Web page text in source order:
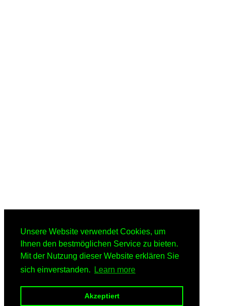
Unsere Website verwendet Cookies, um
Ihnen den bestmöglichen Service zu bieten.
Mit der Nutzung dieser Website erklären Sie
sich einverstanden.
Learn more
Akzeptiert